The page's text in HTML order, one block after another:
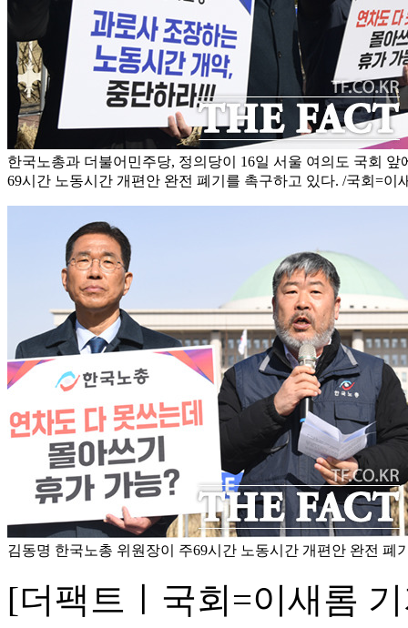
한국노총과 더불어민주당, 정의당이 16일 서울 여의도 국회
69시간 노동시간 개편안 완전 폐기를 촉구하고 있다. /국회=이
김동명 한국노총 위원장이 주69시간 노동시간 개편안 완전 폐
[더팩트ㅣ국회=이새롬